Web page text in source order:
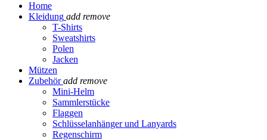
Home
Kleidung add remove
T-Shirts
Sweatshirts
Polen
Jacken
Mützen
Zubehör add remove
Mini-Helm
Sammlerstücke
Flaggen
Schlüsselanhänger und Lanyards
Regenschirm